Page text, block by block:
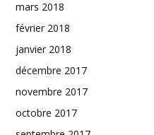
mars 2018
février 2018
janvier 2018
décembre 2017
novembre 2017
octobre 2017